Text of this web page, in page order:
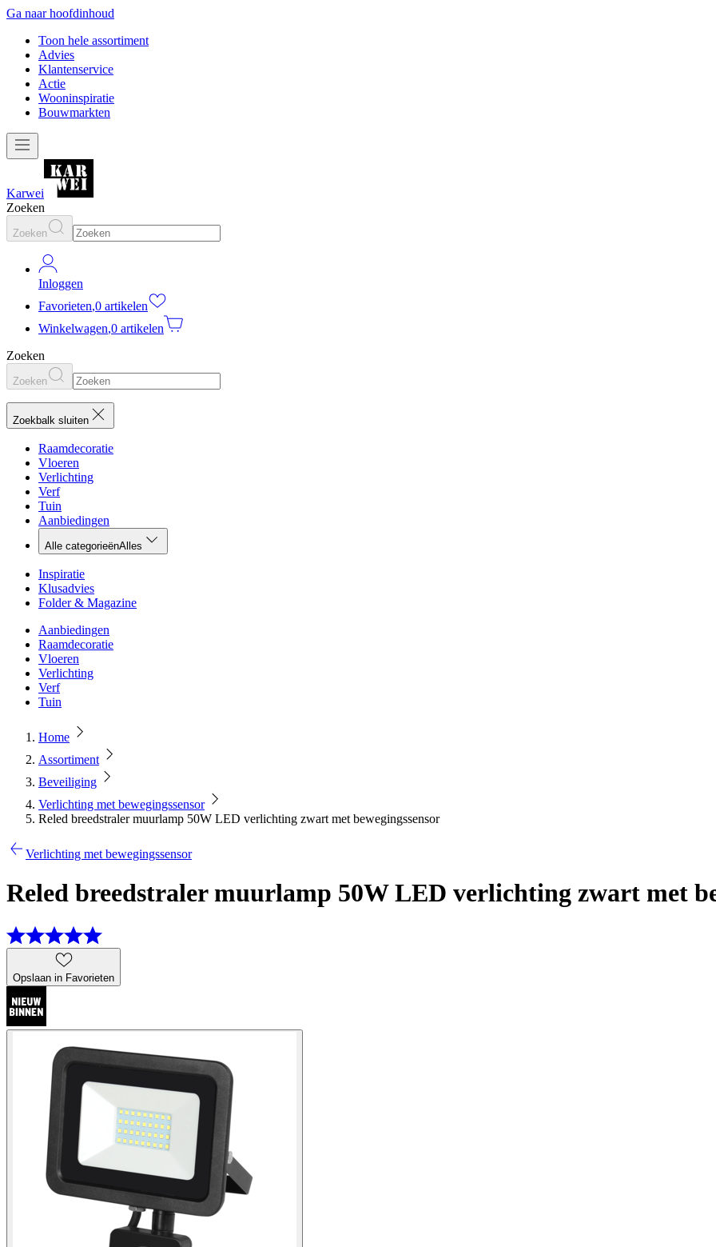
Ga naar hoofdinhoud
Toon hele assortiment
Advies
Klantenservice
Actie
Wooninspiratie
Bouwmarkten
Karwei
Zoeken
Zoeken
Inloggen
Favorieten,0 artikelen
Winkelwagen,0 artikelen
Zoeken
Zoeken
Zoekbalk sluiten
Raamdecoratie
Vloeren
Verlichting
Verf
Tuin
Aanbiedingen
Alle categorieënAlles
Inspiratie
Klusadvies
Folder & Magazine
Aanbiedingen
Raamdecoratie
Vloeren
Verlichting
Verf
Tuin
Home
Assortiment
Beveiliging
Verlichting met bewegingssensor
Reled breedstraler muurlamp 50W LED verlichting zwart met bewegingssensor
Verlichting met bewegingssensor
Reled breedstraler muurlamp 50W LED verlichting zwart met
Opslaan in Favorieten